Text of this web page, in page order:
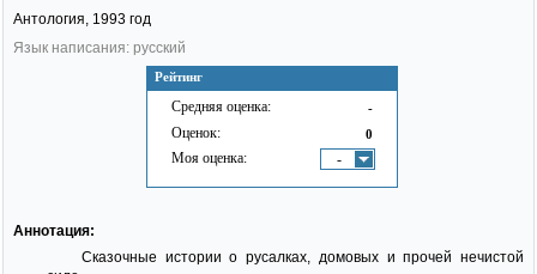
Рейтинг
Средняя оценка: -
Оценок: 0
Моя оценка: -
Антология, 1993 год
Язык написания: русский
Аннотация:
Сказочные истории о русалках, домовых и прочей нечистой